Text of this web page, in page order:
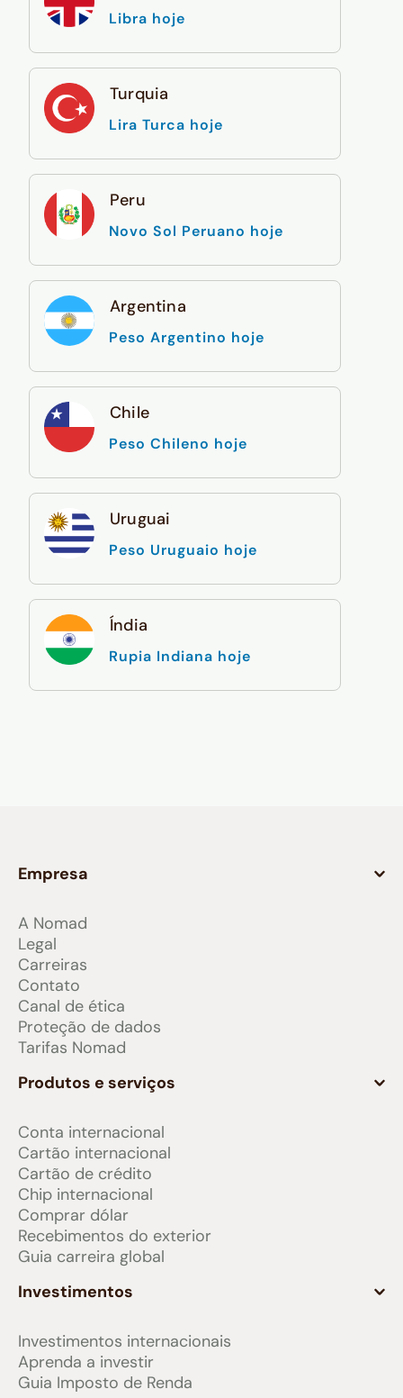
Libra hoje
Turquia
Lira Turca hoje
Peru
Novo Sol Peruano hoje
Argentina
Peso Argentino hoje
Chile
Peso Chileno hoje
Uruguai
Peso Uruguaio hoje
Índia
Rupia Indiana hoje
Empresa
A Nomad
Legal
Carreiras
Contato
Canal de ética
Proteção de dados
Tarifas Nomad
Produtos e serviços
Conta internacional
Cartão internacional
Cartão de crédito
Chip internacional
Comprar dólar
Recebimentos do exterior
Guia carreira global
Investimentos
Investimentos internacionais
Aprenda a investir
Guia Imposto de Renda